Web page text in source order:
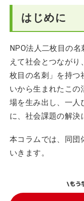
はじめに
NPO法人二枚目の
えて社会とつなが
枚目の名刺」を持つ
いから生まれたこの
場を生み出し、一人
に、社会課題の解決
本コラムでは、同団
いきます。
\もう